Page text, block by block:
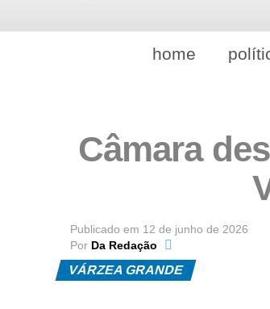
home
Câmara
Publicado em 12 de junho de 2026
Por Da Redação
VÁRZEA GRANDE